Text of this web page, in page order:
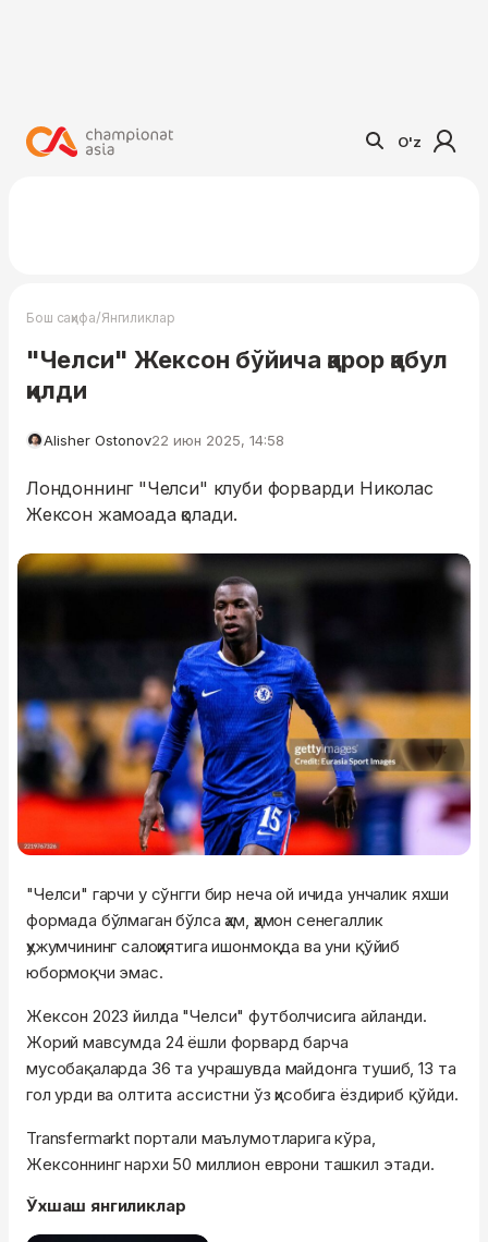
O'z
Бош саҳифа/Янгиликлар
"Челси" Жексон бўйича қарор қабул
қилди
Alisher Ostonov22 июн 2025, 14:58
Лондоннинг "Челси" клуби форварди Николас
Жексон жамоада қолади.
"Челси" гарчи у сўнгги бир неча ой ичида унчалик яхши
формада бўлмаган бўлса ҳам, ҳамон сенегаллик
ҳужумчининг салоҳиятига ишонмоқда ва уни қўйиб
юбормоқчи эмас.
Жексон 2023 йилда "Челси" футболчисига айланди.
Жорий мавсумда 24 ёшли форвард барча
мусобақаларда 36 та учрашувда майдонга тушиб, 13 та
гол урди ва олтита ассистни ўз ҳисобига ёздириб қўйди.
Transfermarkt портали маълумотларига кўра,
Жексоннинг нархи 50 миллион еврони ташкил этади.
Ўхшаш янгиликлар